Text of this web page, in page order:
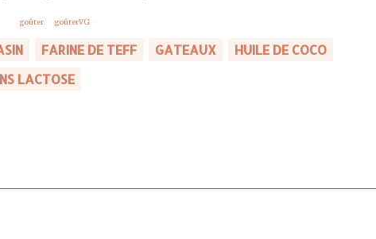
goûter goûterVG
FARINE DE TEFF GATEAUX
HUILE DE COCO
LACTOSE